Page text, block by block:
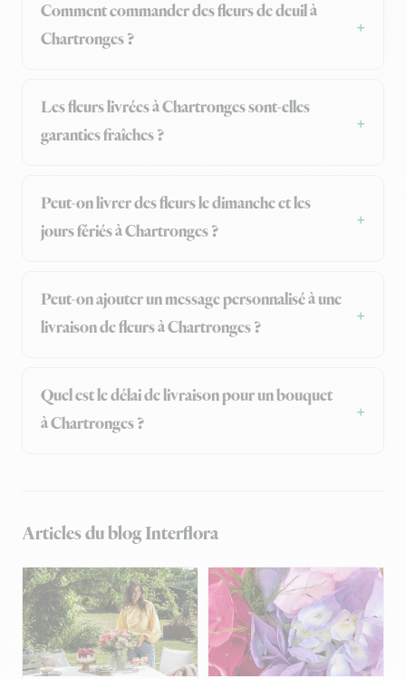
Comment commander des fleurs de deuil à
Chartronges ?
Les fleurs livrées à Chartronges sont-elles
garanties fraîches ?
Peut-on livrer des fleurs le dimanche et les
jours fériés à Chartronges ?
Peut-on ajouter un message personnalisé à une
livraison de fleurs à Chartronges ?
Quel est le délai de livraison pour un bouquet
à Chartronges ?
Articles du blog Interflora